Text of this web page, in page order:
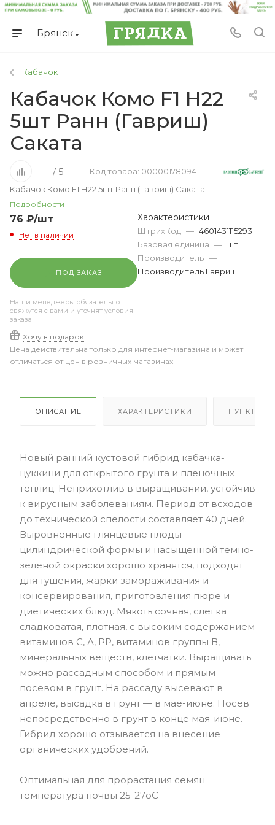
Брянск
Кабачок
Кабачок Комо F1 Н22
5шт Ранн (Гавриш)
Саката
/ 5
Код товара: 00000178094
Кабачок Комо F1 Н22 5шт Ранн (Гавриш) Саката
Подробности
76 ₽/шт
Нет в наличии
ПОД ЗАКАЗ
Наши менеджеры обязательно
свяжутся с вами и уточнят условия
заказа
Хочу в подарок
Характеристики
ШтрихКод — 4601431115293
Базовая единица — шт
Производитель —
Производитель Гавриш
Цена действительна только для интернет-магазина и может
отличаться от цен в розничных магазинах
ОПИСАНИЕ ХАРАКТЕРИСТИКИ ПУНКТЫ
Новый ранний кустовой гибрид кабачка-
цуккини для открытого грунта и пленочных
теплиц. Неприхотлив в выращивании, устойчив
к вирусным заболеваниям. Период от всходов
до технической спелости составляет 40 дней.
Выровненные глянцевые плоды
цилиндрической формы и насыщенной темно-
зеленой окраски хорошо хранятся, подходят
для тушения, жарки замораживания и
консервирования, приготовления пюре и
диетических блюд. Мякоть сочная, слегка
сладковатая, плотная, с высоким содержанием
витаминов С, А, РР, витаминов группы В,
минеральных веществ, клетчатки. Выращивать
можно рассадным способом и прямым
посевом в грунт. На рассаду высевают в
апреле, высадка в грунт — в мае-июне. Посев
непосредственно в грунт в конце мая-июне.
Гибрид хорошо отзывается на внесение
органических удобрений.
Оптимальная для прорастания семян
температура почвы 25-27оС